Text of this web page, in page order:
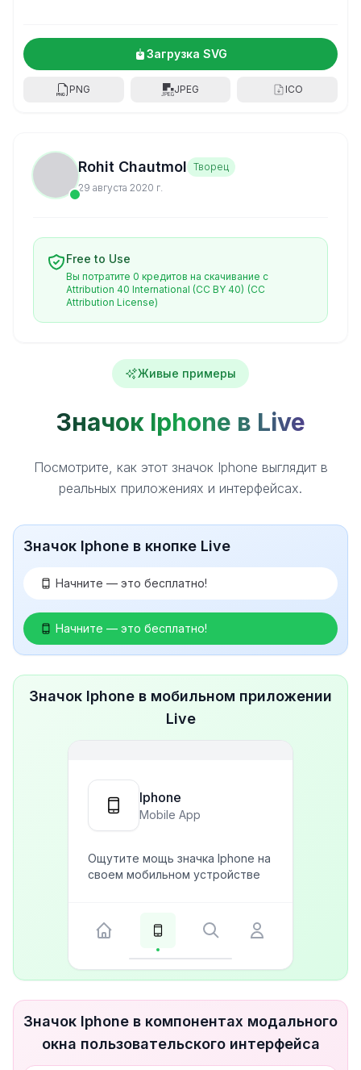
Загрузка SVG
PNG JPEG ICO
Rohit Chautmol Творец
29 августа 2020 г.
Free to Use
Вы потратите 0 кредитов на скачивание с
Attribution 40 International (CC BY 40) (CC
Attribution License)
Живые примеры
Значок Iphone в Live
Посмотрите, как этот значок Iphone выглядит в
реальных приложениях и интерфейсах.
Значок Iphone в кнопке Live
Начните — это бесплатно!
Начните — это бесплатно!
Значок Iphone в мобильном приложении
Live
Iphone
Mobile App
Ощутите мощь значка Iphone на
своем мобильном устройстве
Значок Iphone в компонентах модального
окна пользовательского интерфейса